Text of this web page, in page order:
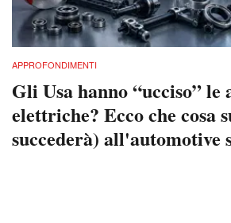
APPROFONDIMENTI
Gli Usa hanno “ucciso” le
elettriche? Ecco che cosa
succederà) all'automotive